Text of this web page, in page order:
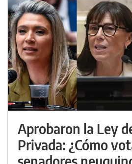
Aprobaron la Ley
Privada: ¿Cómo